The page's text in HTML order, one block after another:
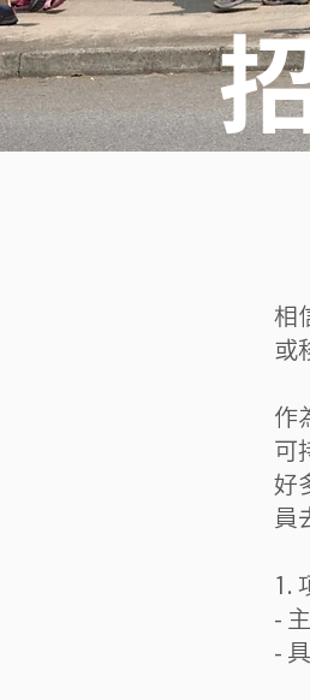
相
或
作
可
好
員
1.
-
-